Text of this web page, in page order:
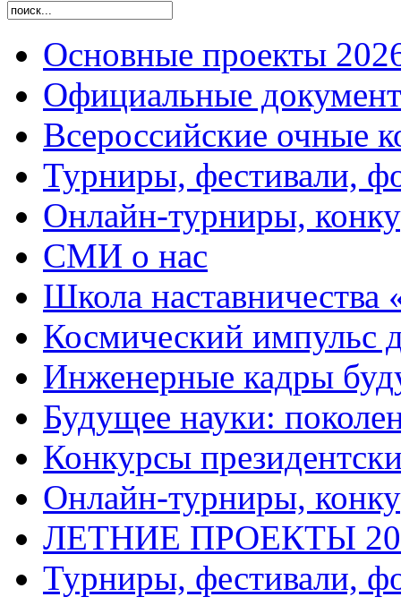
Основные проекты
Официальные
Всероссийские очные
Турниры, фестивали,
Онлайн-турниры,
СМИ о нас
Школа
Космический импульс
Инженерные кадры
Будущее науки:
Конкурсы
Онлайн-турниры,
ЛЕТНИЕ ПРОЕКТЫ
Турниры, фестивали,